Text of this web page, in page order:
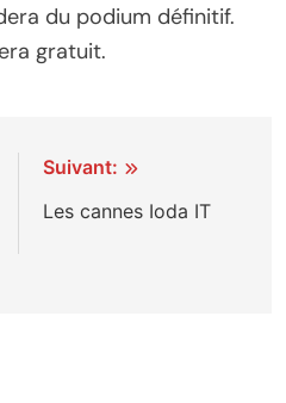
du podium définitif.
gratuit.
Suivant:
Les cannes Ioda IT